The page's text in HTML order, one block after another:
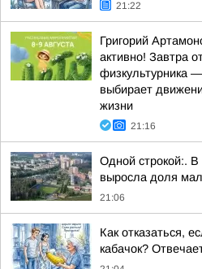
21:22
Григорий
активно! Завтра
физкультурника
выбирает
жизни
21:16
Одной строкой:.
выросла доля
21:06
Как отказаться,
кабачок?